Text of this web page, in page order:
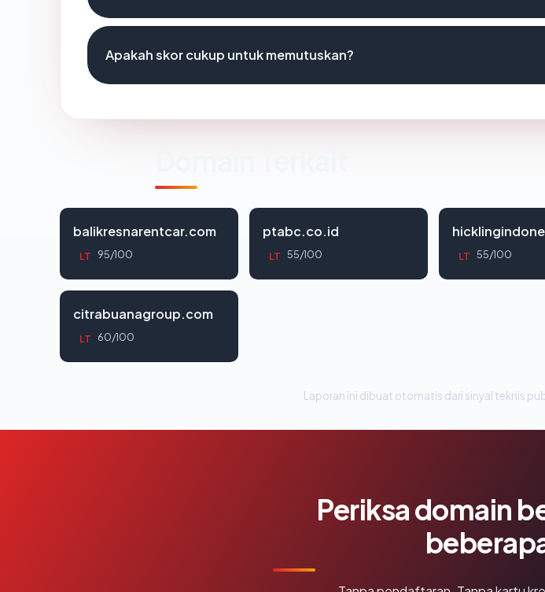
Apakah skor cukup untuk memutuskan?
balikresnarentcar.com
LT 95/100
ptabc.co.id
LT 55/100 LT 55/100
citrabuanagroup.com
LT 60/100
Laporan ini dibuat otomatis dari sinyal teknis
Periksa domain